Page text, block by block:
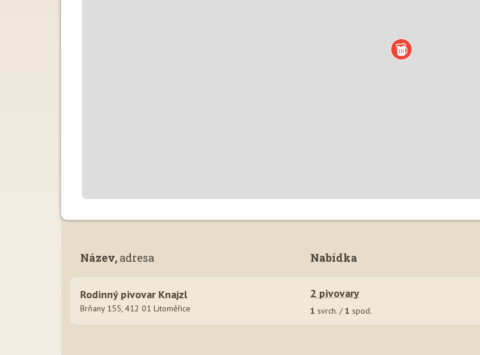
Název, adresa Nabídka
Rodinný pivovar Knajzl
Brňany 155, 412 01 Litoměřice
2 pivovary
1 svrch. /1 spod.